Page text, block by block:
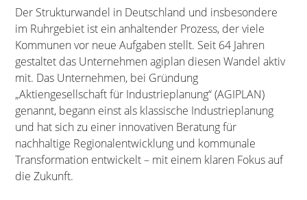
Der Strukturwandel in Deutschland und insbesondere
im Ruhrgebiet ist ein anhaltender Prozess, der viele
Kommunen vor neue Aufgaben stellt. Seit 64 Jahren
gestaltet das Unternehmen agiplan diesen Wandel aktiv
mit. Das Unternehmen, bei Gründung
„Aktiengesellschaft für Industrieplanung“ (AGIPLAN)
genannt, begann einst als klassische Industrieplanung
und hat sich zu einer innovativen Beratung für
nachhaltige Regionalentwicklung und kommunale
Transformation entwickelt – mit einem klaren Fokus auf
die Zukunft.